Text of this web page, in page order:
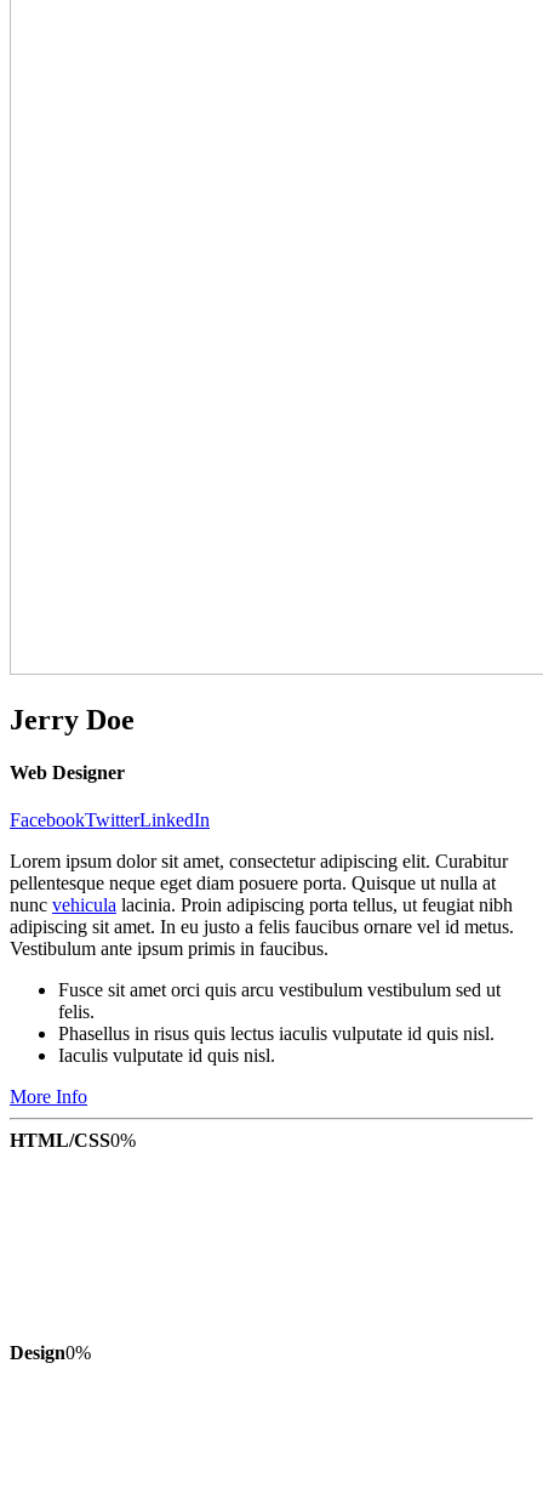
Jerry Doe
Web Designer
FacebookTwitterLinkedIn
Lorem ipsum dolor sit amet, consectetur adipiscing elit. Curabitur
pellentesque neque eget diam posuere porta. Quisque ut nulla at
nunc vehicula lacinia. Proin adipiscing porta tellus, ut feugiat nibh
adipiscing sit amet. In eu justo a felis faucibus ornare vel id metus.
Vestibulum ante ipsum primis in faucibus.
Fusce sit amet orci quis arcu vestibulum vestibulum sed ut
felis.
Phasellus in risus quis lectus iaculis vulputate id quis nisl.
Iaculis vulputate id quis nisl.
More Info
HTML/CSS0%
Design0%